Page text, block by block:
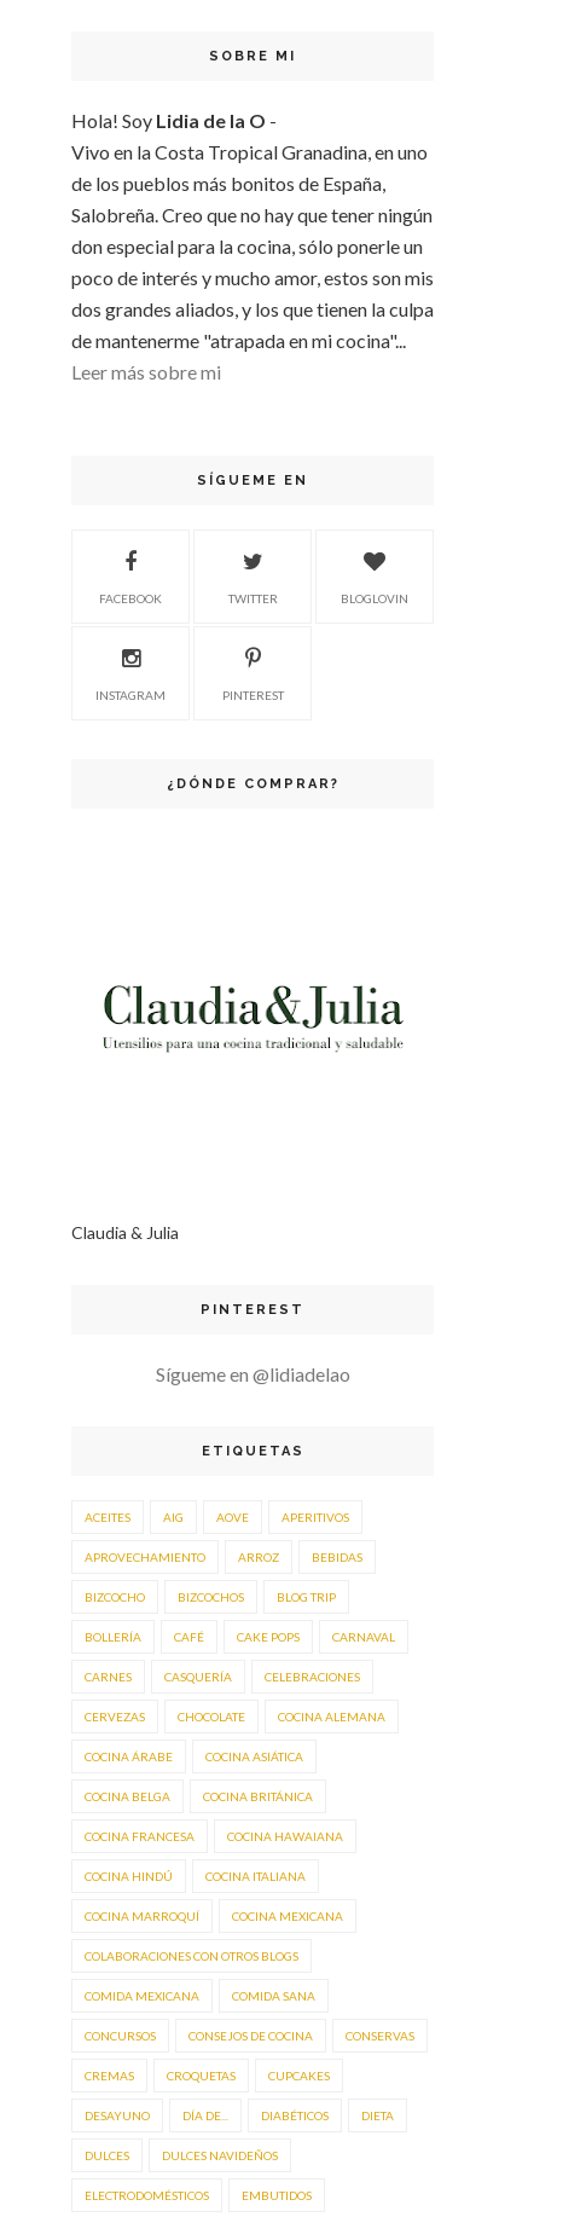
SOBRE MI
Hola! Soy Lidia de la O -
Vivo en la Costa Tropical Granadina, en uno
de los pueblos más bonitos de España,
Salobreña. Creo que no hay que tener ningún
don especial para la cocina, sólo ponerle un
poco de interés y mucho amor, estos son mis
dos grandes aliados, y los que tienen la culpa
de mantenerme "atrapada en mi cocina"...
Leer más sobre mi
SÍGUEME EN
FACEBOOK TWITTER BLOGLOVIN
INSTAGRAM PINTEREST
¿DÓNDE COMPRAR?
Claudia & Julia
PINTEREST
Sígueme en @lidiadelao
ETIQUETAS
ACEITES AIG AOVE APERITIVOS
APROVECHAMIENTO ARROZ BEBIDAS
BIZCOCHO BIZCOCHOS BLOG TRIP
BOLLERÍA CAFÉ CAKE POPS CARNAVAL
CARNES CASQUERÍA CELEBRACIONES
CERVEZAS CHOCOLATE COCINA ALEMANA
COCINA ÁRABE COCINA ASIÁTICA
COCINA BELGA COCINA BRITÁNICA
COCINA FRANCESA COCINA HAWAIANA
COCINA HINDÚ COCINA ITALIANA
COCINA MARROQUÍ COCINA MEXICANA
COLABORACIONES CON OTROS BLOGS
COMIDA MEXICANA COMIDA SANA
CONCURSOS CONSEJOS DE COCINA CONSERVAS
CREMAS CROQUETAS CUPCAKES
DESAYUNO DÍA DE... DIABÉTICOS DIETA
DULCES DULCES NAVIDEÑOS
ELECTRODOMÉSTICOS EMBUTIDOS